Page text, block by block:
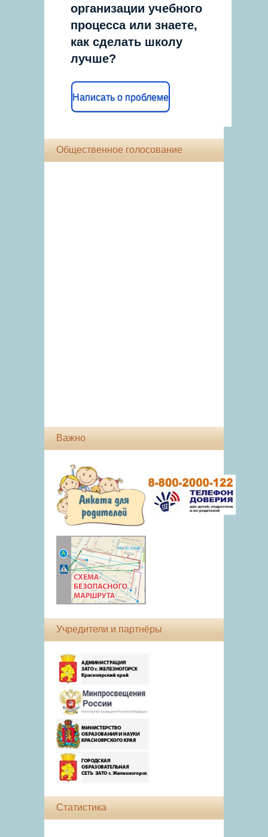
организации учебного
процесса или знаете,
как сделать школу
лучше?
Написать о проблеме
Общественное голосование
Важно
Учредители и партнёры
Статистика